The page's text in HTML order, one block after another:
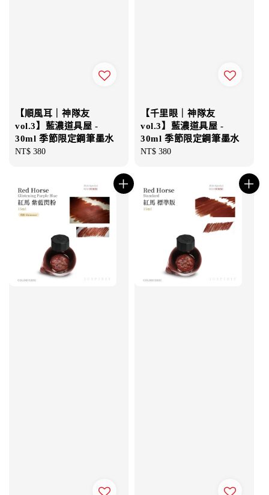
【順風耳｜神隊友
vol.3】藍濃道具屋 -
30ml 季節限定鋼筆墨水
Regular
NT$ 380
【千里眼｜神隊友
vol.3】藍濃道具屋 -
30ml 季節限定鋼筆墨水
Regular
NT$ 380